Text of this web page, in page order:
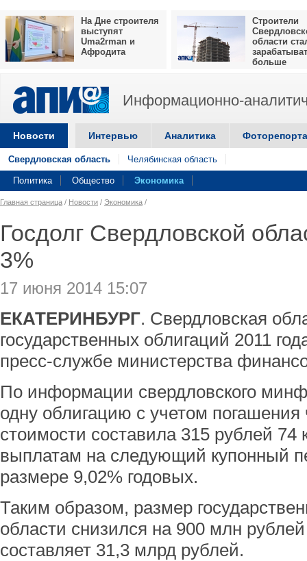
На Дне строителя
выступят
Uma2rman и
Афродита
Строители
области
больше
Информационно-
Новости Интервью Аналитика
Свердловская область Челябинская область
Политика Общество Экономика
Главная страница / Новости / Экономика /
Госдолг Свердловской
3%
17 июня 2014 15:07
ЕКАТЕРИНБУРГ. Свердловская
государственных облигаций 2011
пресс-службе министерства
По информации свердловского
одну облигацию с учетом
стоимости составила 315 рублей 74
выплатам на следующий купонный
размере 9,02% годовых.
Таким образом, размер
области снизился на 900 млн
составляет 31,3 млрд рублей.